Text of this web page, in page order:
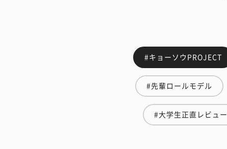
#キョーソウPROJECT
#先輩ロールモデル
#大学生正直レビュー